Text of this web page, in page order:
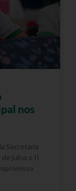
nos
Secretaria
de julho o II